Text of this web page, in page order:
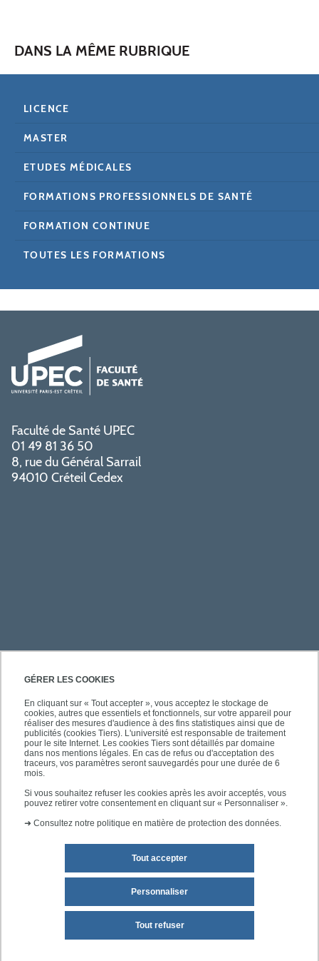
GÉRER LES COOKIES
En cliquant sur « Tout accepter », vous acceptez le stockage de
cookies, autres que essentiels et fonctionnels, sur votre appareil pour
réaliser des mesures d'audience à des fins statistiques ainsi que de
publicités (cookies Tiers). L'université est responsable de traitement
pour le site Internet. Les cookies Tiers sont détaillés par domaine
dans nos mentions légales. En cas de refus ou d'acceptation des
traceurs, vos paramètres seront sauvegardés pour une durée de 6
mois.
Si vous souhaitez refuser les cookies après les avoir acceptés, vous
pouvez retirer votre consentement en cliquant sur « Personnaliser ».
➜ Consultez notre politique en matière de protection des données.
Tout accepter
Tout refuser
Personnaliser
DANS LA MÊME RUBRIQUE
LICENCE
MASTER
ETUDES MÉDICALES
FORMATIONS PROFESSIONNELS DE SANTÉ
FORMATION CONTINUE
TOUTES LES FORMATIONS
Faculté de Santé UPEC
01 49 81 36 50
8, rue du Général Sarrail
94010 Créteil Cedex
PRATIQUE
ACCÈS RAPIDES
SUIVEZ-NOUS
Mentions légales Plan du site